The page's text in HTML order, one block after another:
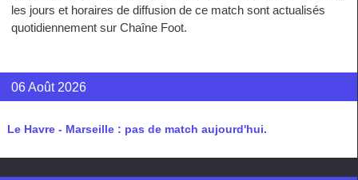
les jours et horaires de diffusion de ce match sont actualisés
quotidiennement sur Chaîne Foot.
06 Août 2026
Le Havre - Marseille : pas de match aujourd'hui.